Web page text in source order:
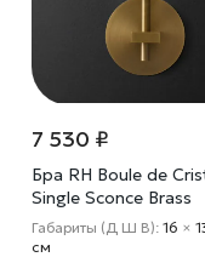
7 530 ₽
Бра RH Boule de
Single Sconce Brass
Габариты (Д Ш В): 16 ×
cм